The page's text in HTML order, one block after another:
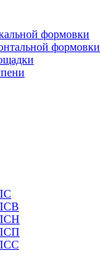
формовки
формовки